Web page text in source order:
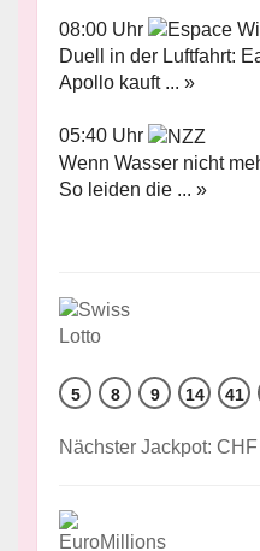
08:00 Uhr
Duell in der Luftfahrt:
Apollo kauft ... »
05:40 Uhr
Wenn Wasser nicht
So leiden die ... »
5 8 9 14 41
Nächster Jackpot: